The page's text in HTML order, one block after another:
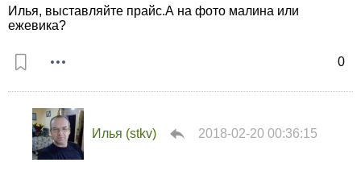
0
Илья, выставляйте прайс.А на фото малина или
ежевика?
Илья (stkv) 2018-02-20 00:36:15